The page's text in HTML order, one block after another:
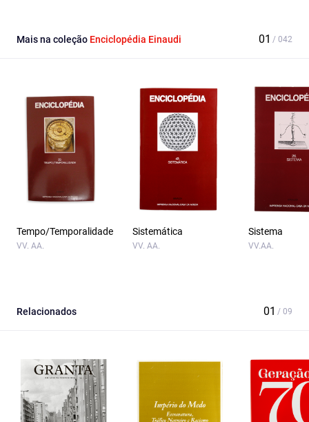
Mais na coleção Enciclopédia Einaudi
Tempo/Temporalidade
VV. AA.
Sistemática
VV. AA.
Sistema
VV.AA.
Relacionados